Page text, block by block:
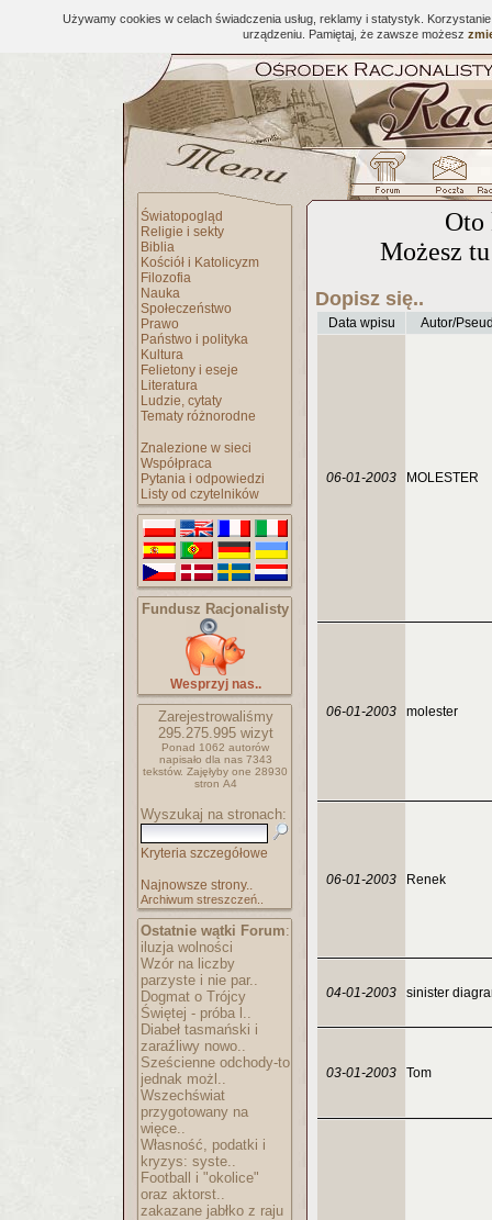
Używamy cookies w celach świadczenia usług, reklamy i statystyk.
urządzeniu. Pamiętaj, że zawsze możesz
Światopogląd
Religie i sekty
Biblia
Kościół i Katolicyzm
Filozofia
Nauka
Społeczeństwo
Prawo
Państwo i polityka
Kultura
Felietony i eseje
Literatura
Ludzie, cytaty
Tematy różnorodne
Znalezione w sieci
Współpraca
Pytania i odpowiedzi
Listy od czytelników
Fundusz Racjonalisty
Wesprzyj nas..
Zarejestrowaliśmy
295.275.995wizyt
Ponad 1062 autorów
napisało dla nas 7343
tekstów. Zajęłyby one 28930
stron A4
Wyszukaj na stronach:
Kryteria szczegółowe
Najnowsze strony..
Archiwum streszczeń..
Ostatnie wątki Forum:
iluzja wolności
Wzór na liczby
parzyste i nie par..
Dogmat o Trójcy
Świętej - próba l..
Diabeł tasmański i
zaraźliwy nowo..
Sześcienne odchody-to
jednak możl..
Wszechświat
przygotowany na
więce..
Własność, podatki i
kryzys: syste..
Football i "okolice"
oraz aktorst..
zakazane jabłko z raju
Oto
Możesz
Dopisz się..
Data wpisu Autor/
06-01-2003 MOLESTER
06-01-2003 molester
06-01-2003 Renek
04-01-2003 sinister
03-01-2003 Tom